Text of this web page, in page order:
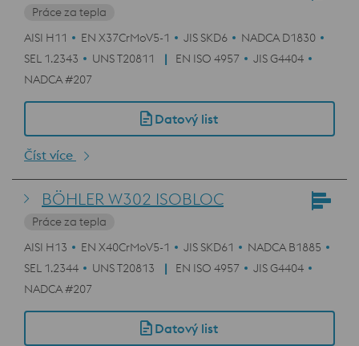
Práce za tepla
AISI H11
EN X37CrMoV5-1 JIS SKD6
NADCA D1830
SEL 1.2343
UNS T20811 EN ISO 4957
JIS G4404
NADCA #207
Datový list
Číst více
BÖHLER W302 ISOBLOC
Práce za tepla
AISI H13
EN X40CrMoV5-1 JIS SKD61
NADCA B1885
SEL 1.2344
UNS T20813 EN ISO 4957
JIS G4404
NADCA #207
Datový list